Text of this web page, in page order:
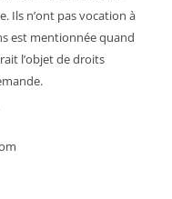
Ils n’ont pas vocation à
est mentionnée quand
l’objet de droits